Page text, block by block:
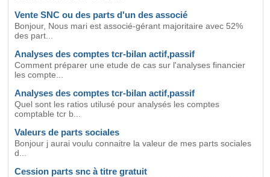
Vente SNC ou des parts d'un des associé
Bonjour, Nous mari est associé-gérant majoritaire avec 52%
des part...
Analyses des comptes tcr-bilan actif,passif
Comment préparer une etude de cas sur l'analyses financier
les compte...
Analyses des comptes tcr-bilan actif,passif
Quel sont les ratios utilusé pour analysés les comptes
comptable tcr b...
Valeurs de parts sociales
Bonjour j aurai voulu connaitre la valeur de mes parts sociales
d...
Cession parts snc à titre gratuit